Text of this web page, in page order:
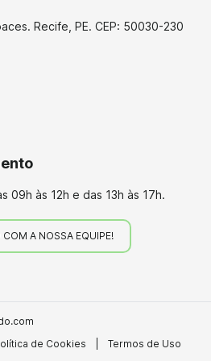
Recife, PE. CEP: 50030-230
09h às 12h e das 13h às 17h.
COM A NOSSA EQUIPE!
de Cookies Termos de Uso